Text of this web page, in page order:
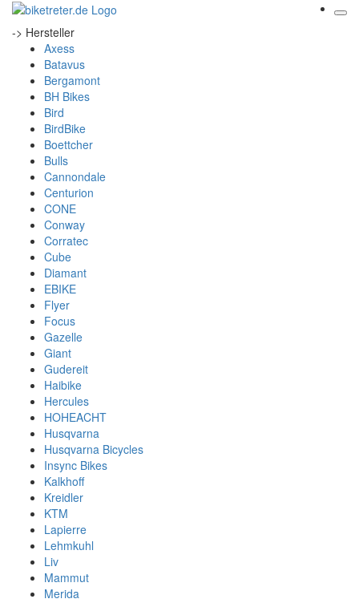
-> Hersteller
Axess
Batavus
Bergamont
BH Bikes
Bird
BirdBike
Boettcher
Bulls
Cannondale
Centurion
CONE
Conway
Corratec
Cube
Diamant
EBIKE
Flyer
Focus
Gazelle
Giant
Gudereit
Haibike
Hercules
HOHEACHT
Husqvarna
Husqvarna Bicycles
Insync Bikes
Kalkhoff
Kreidler
KTM
Lapierre
Lehmkuhl
Liv
Mammut
Merida